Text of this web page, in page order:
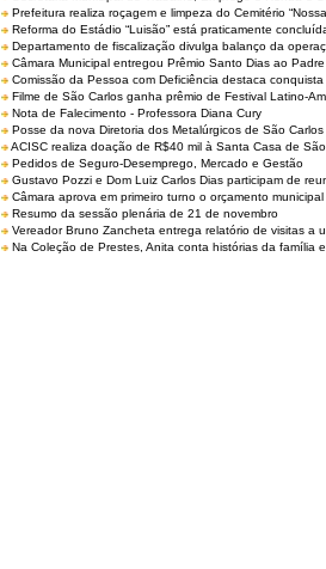
Prefeitura realiza roçagem e limpeza do Cemitério
Reforma do Estádio “Luisão” está praticamente
Departamento de fiscalização divulga balanço da
Câmara Municipal entregou Prêmio Santo Dias ao
Comissão da Pessoa com Deficiência destaca
Filme de São Carlos ganha prêmio de Festival Latino-
Nota de Falecimento - Professora Diana Cury
Posse da nova Diretoria dos Metalúrgicos de São
ACISC realiza doação de R$40 mil à Santa Casa de
Pedidos de Seguro-Desemprego, Mercado e Gestão
Gustavo Pozzi e Dom Luiz Carlos Dias participam de
Câmara aprova em primeiro turno o orçamento
Resumo da sessão plenária de 21 de novembro
Vereador Bruno Zancheta entrega relatório de visitas a
Na Coleção de Prestes, Anita conta histórias da família